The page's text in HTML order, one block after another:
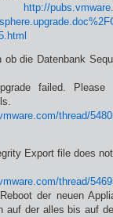
http://
die Datenbank
failed. Please
thread/
Export file does
thread/
der neuen
auf der alles bis auf